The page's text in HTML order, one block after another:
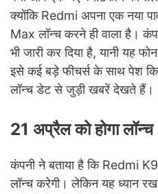
क्योंकि Redmi अपना एक नया
Max लॉन्च करने ही वाला है।
भी जारी कर दिया है, यानी यह
इसे कई बड़े फीचर्स के साथ पेश
लॉन्च डेट से जुड़ी खबरें देखते हैं।
21 अप्रैल को होगा लॉन्च
कंपनी ने बताया है कि Redmi
लॉन्च करेगी। लेकिन यह ध्यान